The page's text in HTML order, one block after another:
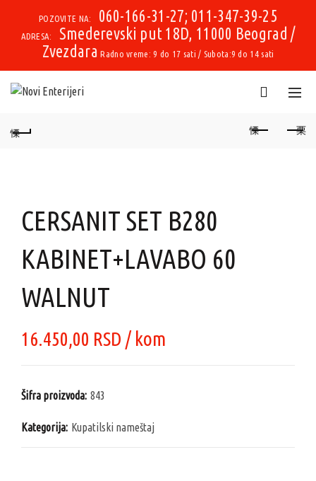
POZOVITE NA: 060-166-31-27; 011-347-39-25
ADRESA:
Smederevski put 18D, 11000 Beograd /
Zvezdara Radno vreme: 9 do 17 sati / Subota:9 do 14 sati
CERSANIT SET B280
KABINET+LAVABO 60
WALNUT
16.450,00 RSD / kom
Šifra proizvoda: 843
Kategorija: Kupatilski nameštaj